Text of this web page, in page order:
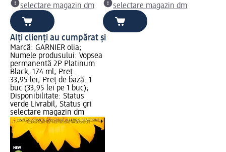
selectare magazin dm
selectare magazin dm
Alți clienți au cumpărat și
Marcă: GARNIER olia;
Numele produsului: Vopsea
permanentă 2P Platinum
Black, 174 ml; Preț:
33,95 lei; Preț de bază: 1
buc (33,95 lei pe 1 buc);
Disponibilitate: Status
verde Livrabil, Status gri
selectare magazin dm